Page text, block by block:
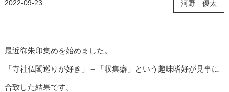
2022-09-23 河野 優太
最近御朱印集めを始めました。
「寺社仏閣巡りが好き」＋「収集癖」という趣味嗜好が見事に
合致した結果です。